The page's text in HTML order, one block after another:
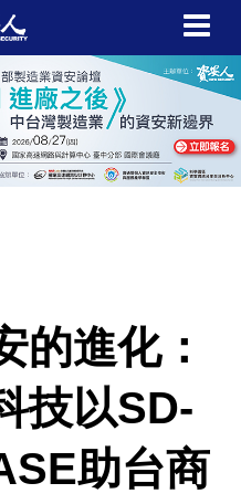
的進化：
技以SD-
助台商